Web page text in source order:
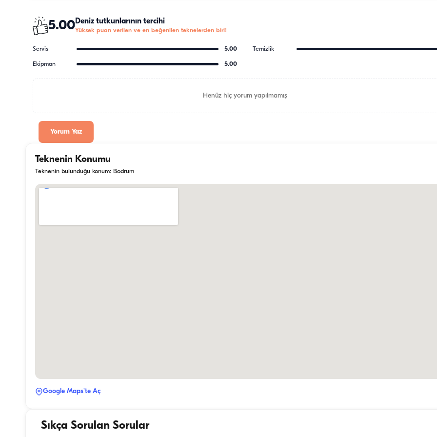
5.00Deniz tutkunlarının tercihi
Yüksek puan verilen ve en beğenilen teknelerden biri!
Servis 5.00 Temizlik
Ekipman 5.00
Henüz hiç yorum yapılmamış
Yorum Yaz
Teknenin Konumu
Teknenin bulunduğu konum: Bodrum
Google Maps'te Aç
Sıkça Sorulan Sorular